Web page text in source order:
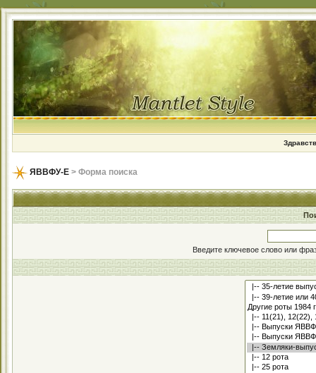
ЯВВФУ-Е > Форма поиска
Введите ключевое слово или